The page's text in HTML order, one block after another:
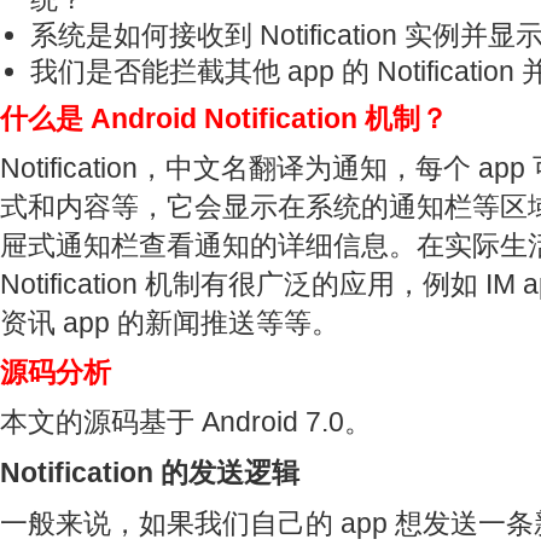
系统是如何接收到 Notification 实例并显
我们是否能拦截其他 app 的 Notification
什么是 Android Notification 机制？
Notification，中文名翻译为通知，每个 app
式和内容等，它会显示在系统的通知栏等区
屉式通知栏查看通知的详细信息。在实际生
Notification 机制有很广泛的应用，例如 IM
资讯 app 的新闻推送等等。
源码分析
本文的源码基于 Android 7.0。
Notification 的发送逻辑
一般来说，如果我们自己的 app 想发送一